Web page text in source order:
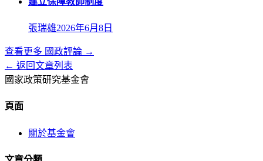
張瑞雄2026年6月8日
查看更多 國政評論 →
← 返回文章列表
國家政策研究基金會
頁面
關於基金會